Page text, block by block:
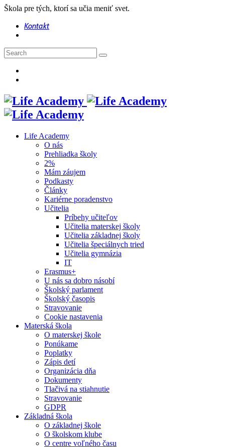
Škola pre tých, ktorí sa učia meniť svet.
Kontakt
Life Academy
O nás
Prehliadka školy
2%
Mám záujem
Podkasty
Články
Kariérne poradenstvo
Učitelia
Príbehy učiteľov
Učitelia materskej školy
Učitelia základnej školy
Učitelia špeciálnych tried
Učitelia gymnázia
IT
Erasmus+
U nás sa dobro násobí
Školský parlament
Školský časopis
Stravovanie
Cookie nastavenia
Materská škola
O materskej škole
Ponúkame
Poplatky
Zápis detí
Organizácia dňa
Dokumenty
Tlačivá na stiahnutie
Stravovanie
GDPR
Základná škola
O základnej škole
O školskom klube
O centre voľného času